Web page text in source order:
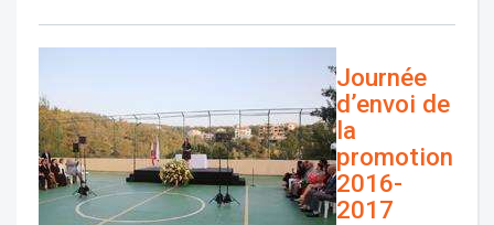
Journée
d’envoi de
la
promotion
2016-
2017